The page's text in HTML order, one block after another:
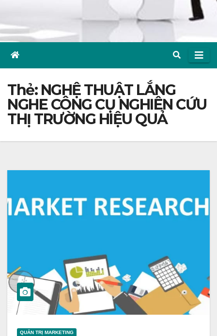
Thẻ: NGHỆ THUẬT LẮNG
NGHE CÔNG CỤ NGHIÊN CỨU
THỊ TRƯỜNG HIỆU QUẢ
QUẢN TRỊ MARKETING